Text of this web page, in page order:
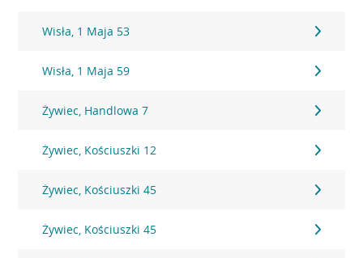
Wisła, 1 Maja 53
Wisła, 1 Maja 59
Żywiec, Handlowa 7
Żywiec, Kościuszki 12
Żywiec, Kościuszki 45
Żywiec, Kościuszki 45